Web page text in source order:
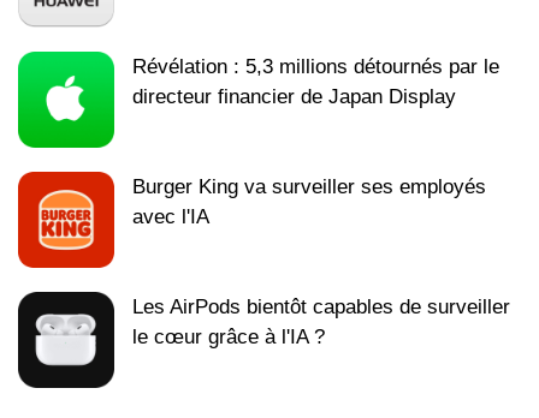
Révélation : 5,3 millions détournés par le
directeur financier de Japan Display
Burger King va surveiller ses employés
avec l'IA
Les AirPods bientôt capables de surveiller
le cœur grâce à l'IA ?